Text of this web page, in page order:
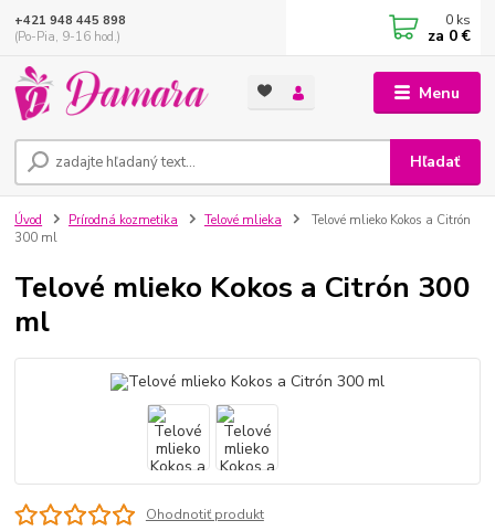
Menu
Hľadať
+421 948 445 898
(Po-Pia, 9-16 hod.)
0 ks
za 0 €
Úvod Prírodná kozmetika Telové mlieka
Telové mlieko Kokos a Citrón
300 ml
Telové mlieko Kokos a Citrón 300
ml
Ohodnotiť produkt